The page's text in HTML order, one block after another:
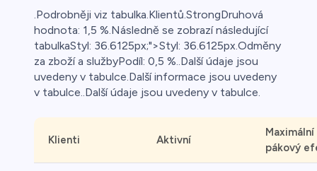
.Podrobněji viz tabulka.Klientů.StrongDruhová
hodnota: 1,5 %.Následně se zobrazí následující
tabulkaStyl: 36.6125px;">Styl: 36.6125px.Odměny
za zboží a službyPodíl: 0,5 %..Další údaje jsou
uvedeny v tabulce.Další informace jsou uvedeny
v tabulce..Další údaje jsou uvedeny v tabulce.
Klienti Aktivní
Maximální
pákový